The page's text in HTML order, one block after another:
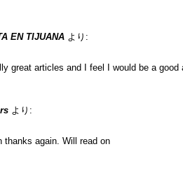
EN TIJUANA より:
great articles and I feel I would be a good
より:
thanks again. Will read on